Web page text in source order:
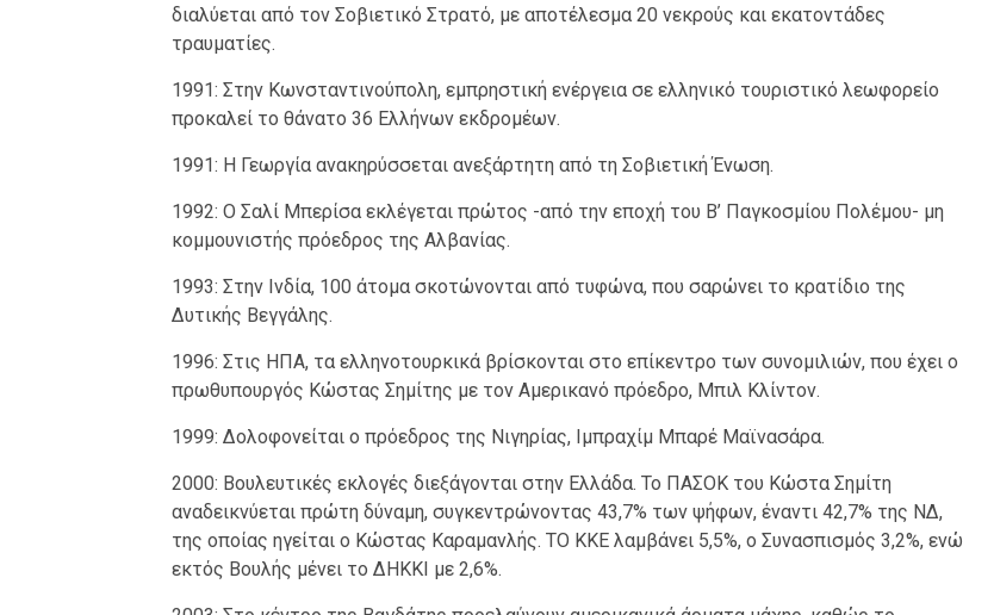
διαλύεται από τον Σοβιετικό Στρατό, με αποτέλεσμα 20 νεκρούς και εκατοντάδες
τραυματίες.
1991: Στην Κωνσταντινούπολη, εμπρηστική ενέργεια σε ελληνικό τουριστικό λεωφορείο
προκαλεί το θάνατο 36 Ελλήνων εκδρομέων.
1991: Η Γεωργία ανακηρύσσεται ανεξάρτητη από τη Σοβιετική Ένωση.
1992: Ο Σαλί Μπερίσα εκλέγεται πρώτος -από την εποχή του Β’ Παγκοσμίου Πολέμου- μη
κομμουνιστής πρόεδρος της Αλβανίας.
1993: Στην Ινδία, 100 άτομα σκοτώνονται από τυφώνα, που σαρώνει το κρατίδιο της
Δυτικής Βεγγάλης.
1996: Στις ΗΠΑ, τα ελληνοτουρκικά βρίσκονται στο επίκεντρο των συνομιλιών, που έχει ο
πρωθυπουργός Κώστας Σημίτης με τον Αμερικανό πρόεδρο, Μπιλ Κλίντον.
1999: Δολοφονείται ο πρόεδρος της Νιγηρίας, Ιμπραχίμ Μπαρέ Μαϊνασάρα.
2000: Βουλευτικές εκλογές διεξάγονται στην Ελλάδα. Το ΠΑΣΟΚ του Κώστα Σημίτη
αναδεικνύεται πρώτη δύναμη, συγκεντρώνοντας 43,7% των ψήφων, έναντι 42,7% της ΝΔ,
της οποίας ηγείται ο Κώστας Καραμανλής. ΤΟ ΚΚΕ λαμβάνει 5,5%, ο Συνασπισμός 3,2%, ενώ
εκτός Βουλής μένει το ΔΗΚΚΙ με 2,6%.